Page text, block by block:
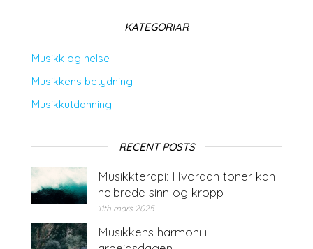
KATEGORIAR
Musikk og helse
Musikkens betydning
Musikkutdanning
RECENT POSTS
Musikkterapi: Hvordan toner kan
helbrede sinn og kropp
11th mars 2025
Musikkens harmoni i